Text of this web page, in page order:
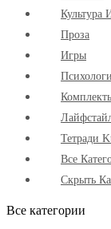
Культура
Проза
Игры
Тетради
Все
Скрыть
Все категории